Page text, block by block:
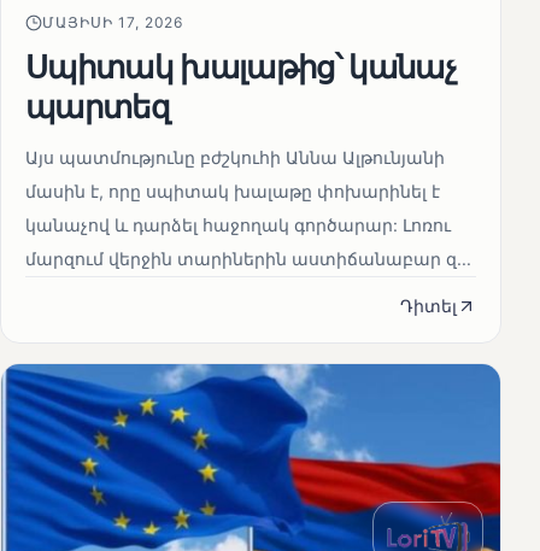
ՄԱՅԻՍԻ 17, 2026
Սպիտակ խալաթից՝ կանաչ
պարտեզ
Այս պատմությունը բժշկուհի Աննա Ալթունյանի
մասին է, որը սպիտակ խալաթը փոխարինել է
կանաչով և դարձել հաջողակ գործարար: Լոռու
մարզում վերջին տարիներին աստիճանաբար զ...
Դիտել